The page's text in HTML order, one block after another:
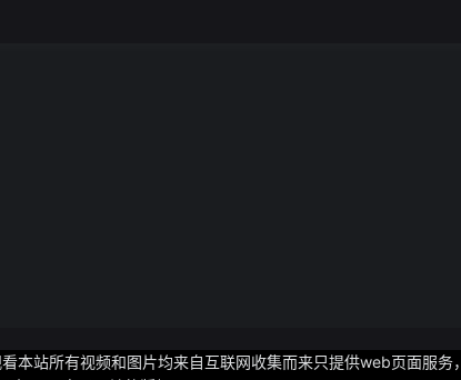
本站所有视频和图片均来自互联网收集而来只提供web页面服